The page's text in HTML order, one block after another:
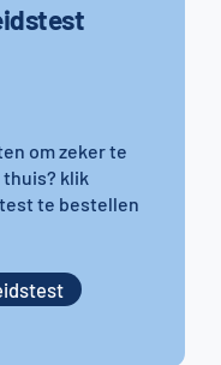
om zeker te
klik
te bestellen